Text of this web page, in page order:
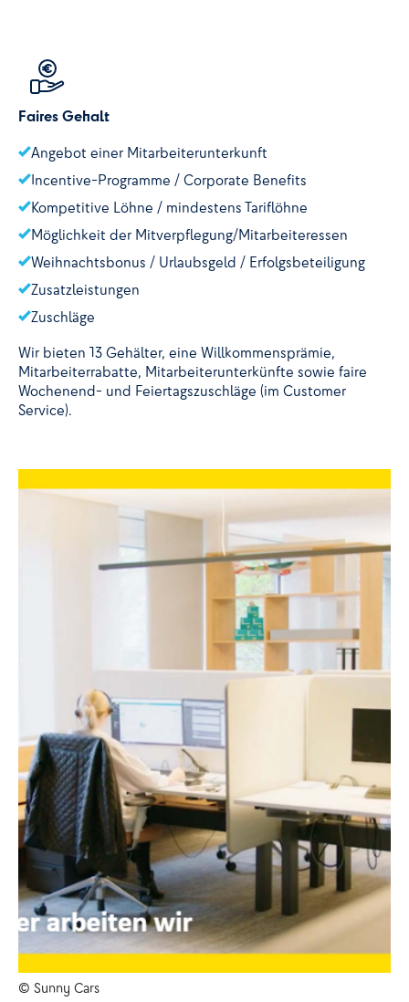
Faires Gehalt
Angebot einer Mitarbeiterunterkunft
Incentive-Programme / Corporate Benefits
Kompetitive Löhne / mindestens Tariflöhne
Möglichkeit der Mitverpflegung/Mitarbeiteressen
Weihnachtsbonus / Urlaubsgeld / Erfolgsbeteiligung
Zusatzleistungen
Zuschläge
Wir bieten 13 Gehälter, eine Willkommensprämie,
Mitarbeiterrabatte, Mitarbeiterunterkünfte sowie faire
Wochenend- und Feiertagszuschläge (im Customer
Service).
© Sunny Cars